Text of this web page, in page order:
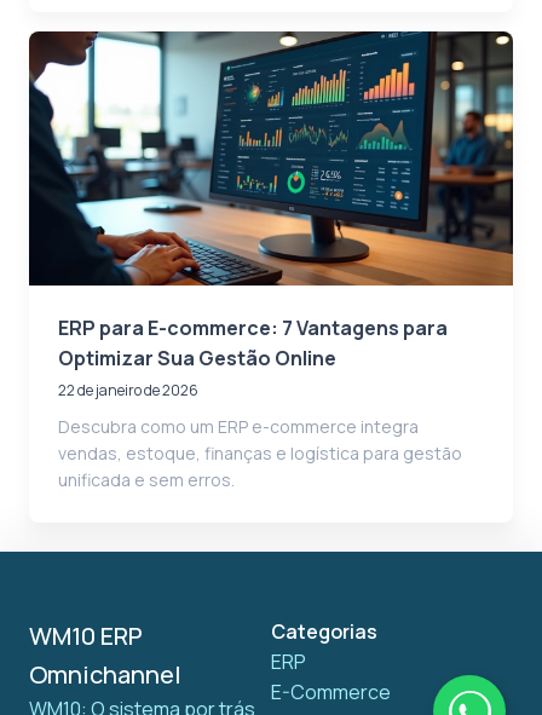
ERP para E-commerce: 7 Vantagens para
Optimizar Sua Gestão Online
22 de janeiro de 2026
Descubra como um ERP e-commerce integra
vendas, estoque, finanças e logística para gestão
unificada e sem erros.
WM10 ERP
Omnichannel
WM10: O sistema por trás
Categorias
ERP
E-Commerce